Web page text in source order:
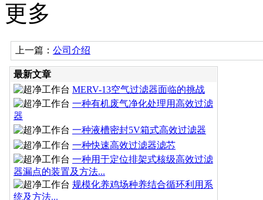
更多
上一篇： 公司介绍
最新文章
MERV-13空气过滤器面临的挑战
一种有机废气净化处理用高效过滤
器
一种液槽密封5V箱式高效过滤器
一种快速高效过滤器滤芯
一种用于定位排架式核级高效过滤
器漏点的装置及方法...
规模化养鸡场种养结合循环利用系
统及方法...